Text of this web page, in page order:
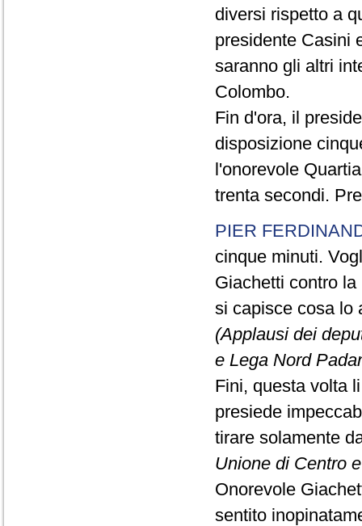
diversi rispetto a
presidente Casini
saranno gli altri
Colombo.
Fin d'ora, il
disposizione
l'onorevole
trenta secondi.
PIER
cinque minuti.
Giachetti contro
si capisce cosa lo
(Applausi dei
e Lega Nord
Fini, questa volta
presiede
tirare solamente
Unione di Centro
Onorevole
sentito